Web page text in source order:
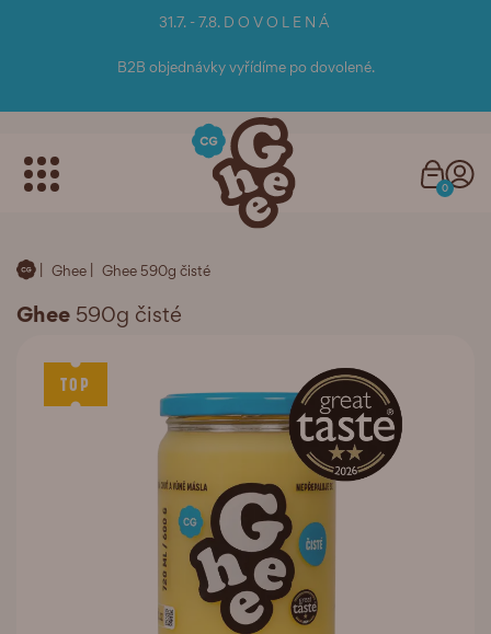
31.7. - 7.8. D O V O L E N Á
B2B objednávky vyřídíme po dovolené.
0
Ghee Ghee 590g čisté
TOP
Ghee 590g čisté